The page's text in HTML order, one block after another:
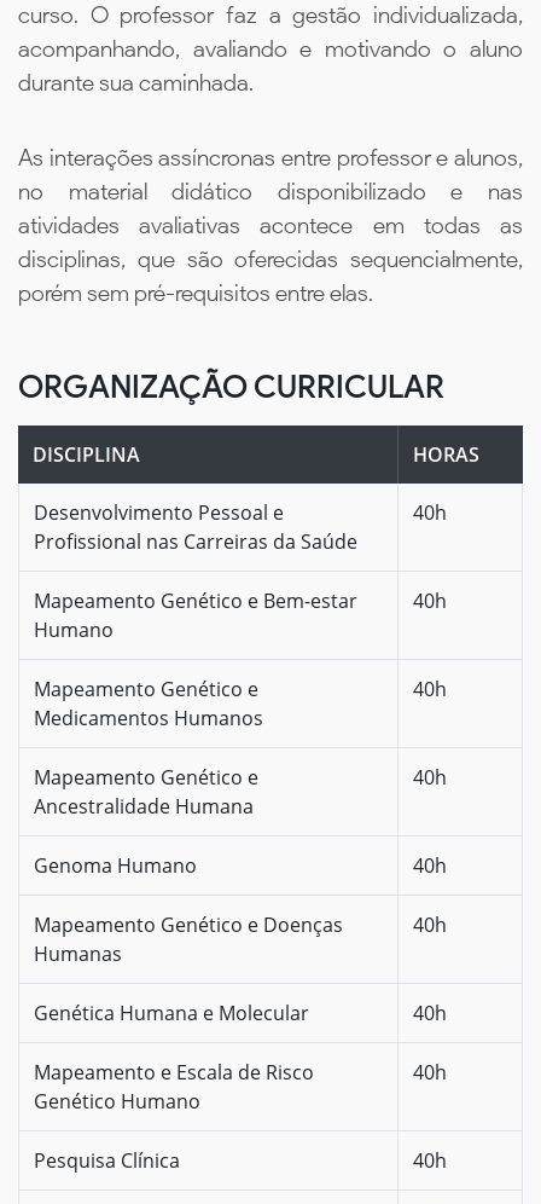
curso. O professor faz a gestão individualizada,
acompanhando, avaliando e motivando o aluno
durante sua caminhada.
As interações assíncronas entre professor e alunos,
no material didático disponibilizado e nas
atividades avaliativas acontece em todas as
disciplinas, que são oferecidas sequencialmente,
porém sem pré-requisitos entre elas.
ORGANIZAÇÃO CURRICULAR
DISCIPLINA HORAS
Desenvolvimento Pessoal e
Profissional nas Carreiras da Saúde
40h
Mapeamento Genético e Bem-estar
Humano
40h
Mapeamento Genético e
Medicamentos Humanos
40h
Mapeamento Genético e
Ancestralidade Humana
40h
Genoma Humano 40h
Mapeamento Genético e Doenças
Humanas
40h
Genética Humana e Molecular 40h
Mapeamento e Escala de Risco
Genético Humano
40h
Pesquisa Clínica 40h